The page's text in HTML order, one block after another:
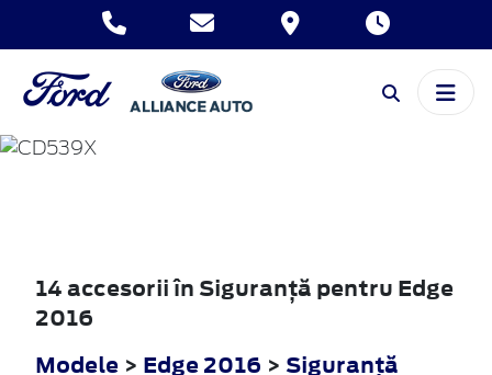
EDGE
14 accesorii în Siguranţă pentru Edge
2016
Modele > Edge 2016 > Siguranţă